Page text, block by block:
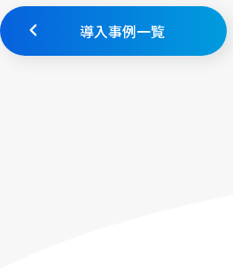
導入事例一覧